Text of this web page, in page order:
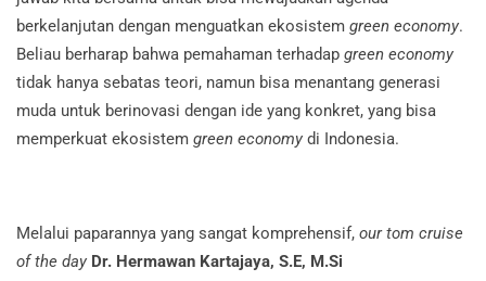
berkelanjutan dengan menguatkan ekosistem green economy.
Beliau berharap bahwa pemahaman terhadap green economy
tidak hanya sebatas teori, namun bisa menantang generasi
muda untuk berinovasi dengan ide yang konkret, yang bisa
memperkuat ekosistem green economy di Indonesia.
Melalui paparannya yang sangat komprehensif, our tom cruise
of the day Dr. Hermawan Kartajaya, S.E, M.Si